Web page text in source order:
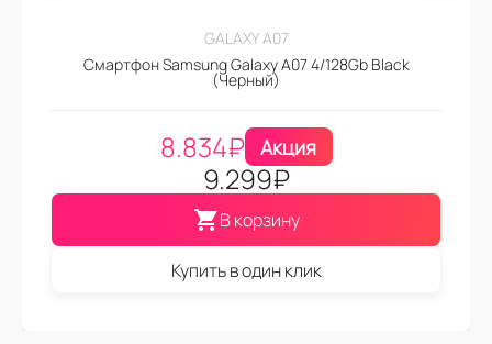
GALAXY A07
Смартфон Samsung Galaxy A07 4/128Gb Black
(Черный)
8.834₽ Акция
9.299₽
В корзину
Купить в один клик